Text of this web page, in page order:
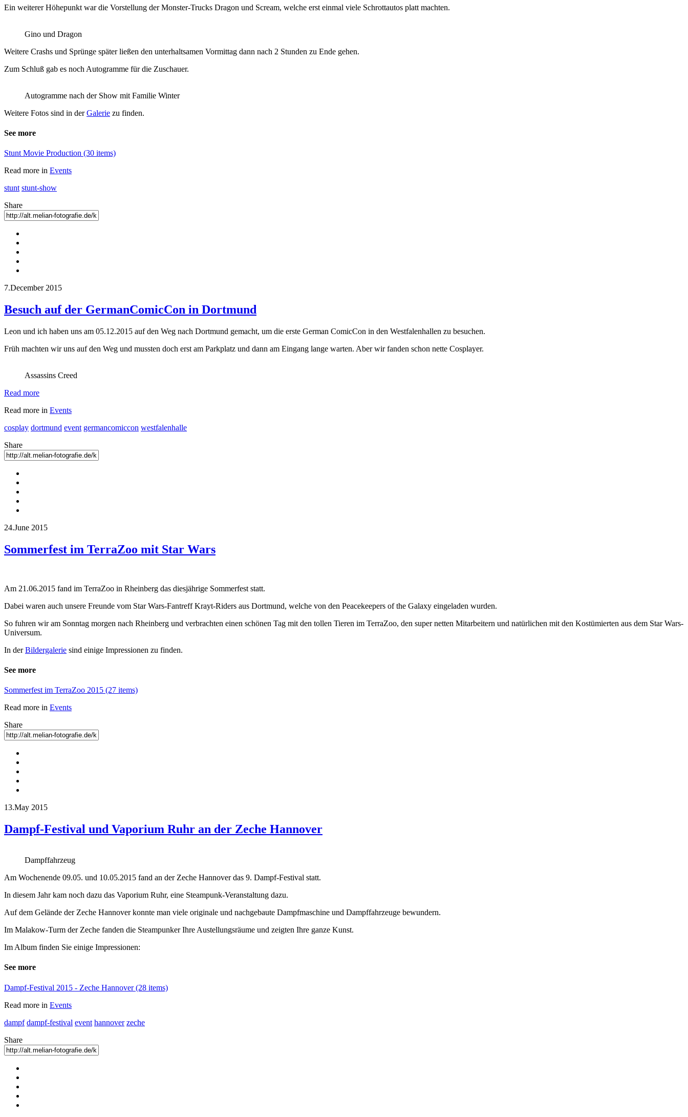
Ein weiterer Höhepunkt war die Vorstellung der Monster-Trucks Dragon und Scream, welche erst einmal viele Schrottautos platt machten.
Gino und Dragon
Weitere Crashs und Sprünge später ließen den unterhaltsamen Vormittag dann nach 2 Stunden zu Ende gehen.
Zum Schluß gab es noch Autogramme für die Zuschauer.
Autogramme nach der Show mit Familie Winter
Weitere Fotos sind in derGalerie zu finden.
See more
Stunt Movie Production (30 items)
Read more in Events
stunt stunt-show
Share
7.December 2015
Besuch auf der GermanComicCon in Dortmund
Leon und ich haben uns am 05.12.2015 auf den Weg nach Dortmund gemacht, um die erste German ComicCon in den Westfalenhallen zu besuchen.
Früh machten wir uns auf den Weg und mussten doch erst am Parkplatz und dann am Eingang lange warten. Aber wir fanden schon nette Cosplayer.
Assassins Creed
Read more
Read more in Events
cosplay dortmund event germancomiccon westfalenhalle
Share
24.June 2015
Sommerfest im TerraZoo mit Star Wars
Am 21.06.2015 fand im TerraZoo in Rheinberg das diesjährige Sommerfest statt.
Dabei waren auch unsere Freunde vom Star Wars-Fantreff Krayt-Riders aus Dortmund, welche von den Peacekeepers of the Galaxy eingeladen wurden.
So fuhren wir am Sonntag morgen nach Rheinberg und verbrachten einen schönen Tag mit den tollen Tieren im TerraZoo, den super netten Mitarbeitern und natürlichen mit den Kostümierten aus dem Star Wars-
Universum.
In derBildergalerie sind einige Impressionen zu finden.
See more
Sommerfest im TerraZoo 2015 (27 items)
Read more in Events
Share
13.May 2015
Dampf-Festival und Vaporium Ruhr an der Zeche Hannover
Dampffahrzeug
Am Wochenende 09.05. und 10.05.2015 fand an der Zeche Hannover das 9. Dampf-Festival statt.
In diesem Jahr kam noch dazu das Vaporium Ruhr, eine Steampunk-Veranstaltung dazu.
Auf dem Gelände der Zeche Hannover konnte man viele originale und nachgebaute Dampfmaschine und Dampffahrzeuge bewundern.
Im Malakow-Turm der Zeche fanden die Steampunker Ihre Austellungsräume und zeigten Ihre ganze Kunst.
Im Album finden Sie einige Impressionen:
See more
Dampf-Festival 2015 - Zeche Hannover (28 items)
Read more in Events
dampf dampf-festival event hannover zeche
Share